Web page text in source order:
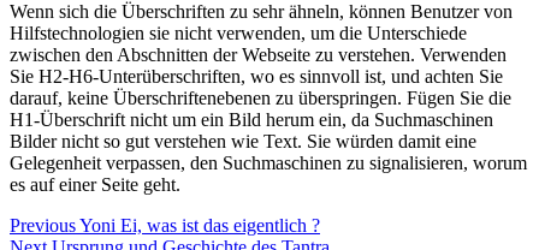
Wenn sich die Überschriften zu sehr ähneln, können Benutzer von
Hilfstechnologien sie nicht verwenden, um die Unterschiede
zwischen den Abschnitten der Webseite zu verstehen. Verwenden
Sie H2-H6-Unterüberschriften, wo es sinnvoll ist, und achten Sie
darauf, keine Überschriftenebenen zu überspringen. Fügen Sie die
H1-Überschrift nicht um ein Bild herum ein, da Suchmaschinen
Bilder nicht so gut verstehen wie Text. Sie würden damit eine
Gelegenheit verpassen, den Suchmaschinen zu signalisieren, worum
es auf einer Seite geht.
Continue
PreviousYoni Ei, was ist das eigentlich ?